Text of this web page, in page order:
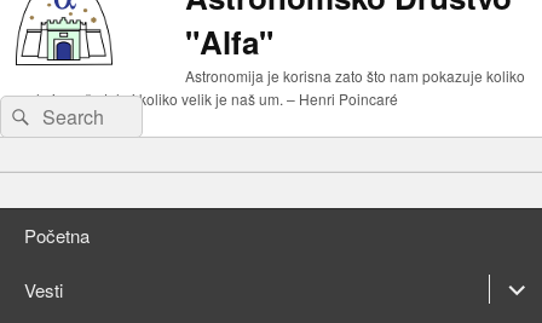
"Alfa"
Astronomija je korisna zato što nam pokazuje koliko
malo je naše telo i koliko velik je naš um. – Henri Poincaré
Search
for:
Search
menuSkip
content
Skip
to
Početna
Vesti